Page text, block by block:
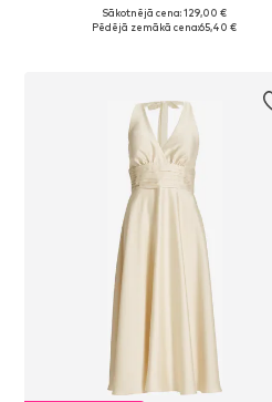
Pieejamie izmēri: 34, 36, 38, 40, 42, 44
Sākotnējā cena: 129,00 €
Pēdējā zemākā cena:65,40 €